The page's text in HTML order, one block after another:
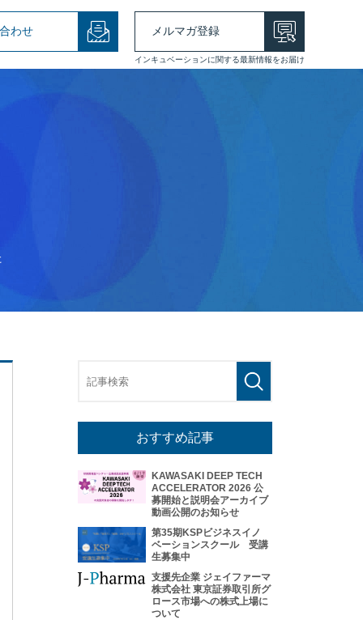
わせ メルマガ登録
インキュベーションに関する最新情報をお届け
おすすめ記事
KAWASAKI DEEP TECH
ACCELERATOR 2026 公
募開始と説明会アーカイブ
動画公開のお知らせ
第35期KSPビジネスイノ
ベーションスクール 受講
生募集中
支援先企業 ジェイファーマ
株式会社 東京証券取引所グ
ロース市場への株式上場に
ついて